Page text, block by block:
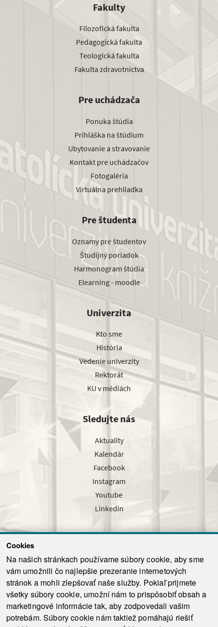
Cookies
Na našich stránkach používame súbory cookie, aby sme
vám umožnili čo najlepšie prezeranie internetových
stránok a mohli zlepšovať naše služby. Pokiaľ prijmete
všetky súbory cookie, umožní nám to prispôsobiť obsah a
marketingové informácie tak, aby zodpovedali vašim
potrebám. Súbory cookie nám taktiež pomáhajú riešiť
Fakulty
Filozofická fakulta
Pedagogická fakulta
Teologická fakulta
Fakulta zdravotníctva
Pre uchádzača
Ponuka štúdia
Prihláška na štúdium
Ubytovanie a stravovanie
Kontakt pre uchádzačov
Fotogaléria
Virtuálna prehliadka
Pre študenta
Oznamy pre študentov
Študijný poriadok
Harmonogram štúdia
Elearning - moodle
Univerzita
Kto sme
História
Vedenie univerzity
Rektorát
KU v médiách
Sledujte nás
Aktuality
Kalendár
Facebook
Instagram
Youtube
Linkedin
Odoslať